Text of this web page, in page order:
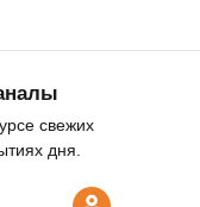
свежих
дня.